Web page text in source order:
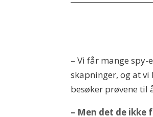
– Vi får mange
skapninger, og at
besøker prøvene til
– Men det de ikke